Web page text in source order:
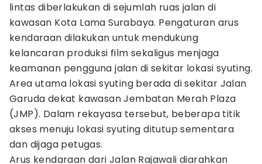
lintas diberlakukan di sejumlah ruas jalan di
kawasan Kota Lama Surabaya. Pengaturan arus
kendaraan dilakukan untuk mendukung
kelancaran produksi film sekaligus menjaga
keamanan pengguna jalan di sekitar lokasi syuting.
Area utama lokasi syuting berada di sekitar Jalan
Garuda dekat kawasan Jembatan Merah Plaza
(JMP). Dalam rekayasa tersebut, beberapa titik
akses menuju lokasi syuting ditutup sementara
dan dijaga petugas.
Arus kendaraan dari Jalan Rajawali diarahkan